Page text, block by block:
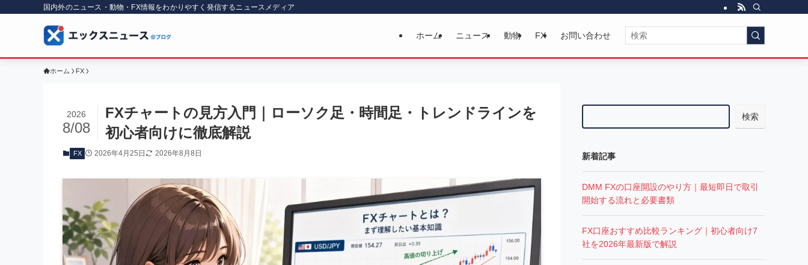
国内外のニュース・動物・FX情報をわかりやすく発信するニュースメディア
ホーム ニュース 動物 FX お問い合わせ
ホーム FX
FXチャートの見方入門｜ローソク足・時間足・トレンドラインを
初心者向けに徹底解説
2026
8/08
FX 2026年4月25日 2026年8月8日
検索
新着記事
DMM FXの口座開設のやり方｜最短即日で取引
開始する流れと必要書類
FX口座おすすめ比較ランキング｜初心者向け7
社を2026年最新版で解説